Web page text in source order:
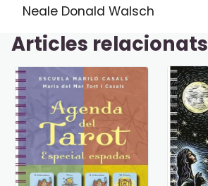
Neale Donald Walsch
Articles relacionats